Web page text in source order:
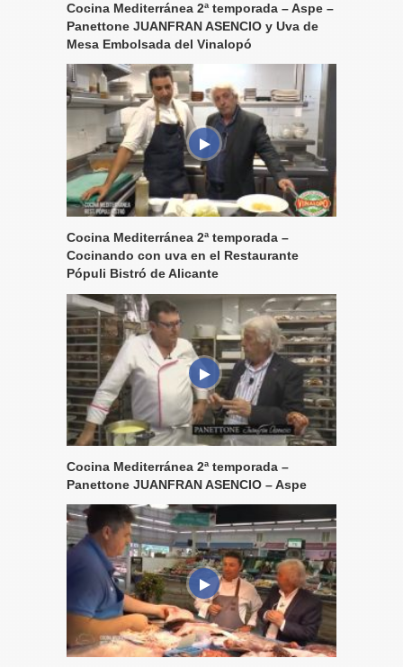
Cocina Mediterránea 2ª temporada – Aspe –
Panettone JUANFRAN ASENCIO y Uva de
Mesa Embolsada del Vinalopó
Cocina Mediterránea 2ª temporada –
Cocinando con uva en el Restaurante
Pópuli Bistró de Alicante
Cocina Mediterránea 2ª temporada –
Panettone JUANFRAN ASENCIO – Aspe